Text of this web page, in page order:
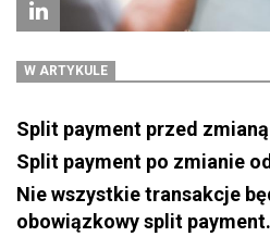
W ARTYKULE
Split payment przed zmianą
Split payment po zmianie
Nie wszystkie transakcje
obowiązkowy split payment.